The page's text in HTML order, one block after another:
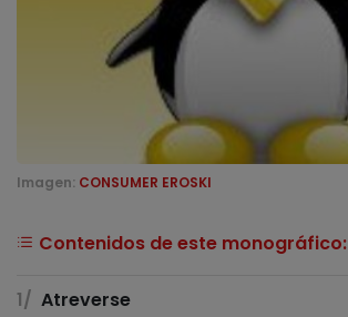
Imagen: CONSUMER EROSKI
Contenidos de este monográfico:
Atreverse